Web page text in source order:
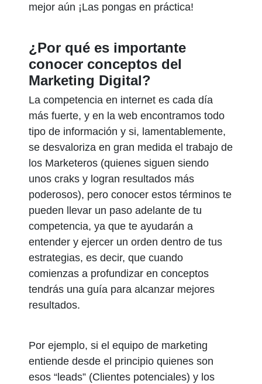
mejor aún ¡Las pongas en práctica!
¿Por qué es importante
conocer conceptos del
Marketing Digital?
La competencia en internet es cada día
más fuerte, y en la web encontramos todo
tipo de información y si, lamentablemente,
se desvaloriza en gran medida el trabajo de
los Marketeros (quienes siguen siendo
unos craks y logran resultados más
poderosos), pero conocer estos términos te
pueden llevar un paso adelante de tu
competencia, ya que te ayudarán a
entender y ejercer un orden dentro de tus
estrategias, es decir, que cuando
comienzas a profundizar en conceptos
tendrás una guía para alcanzar mejores
resultados.
Por ejemplo, si el equipo de marketing
entiende desde el principio quienes son
esos “leads” (Clientes potenciales) y los